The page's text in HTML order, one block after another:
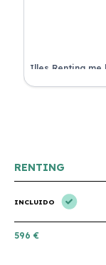
Illes Renting me
Su atención al
RENTING
INCLUIDO
596 €